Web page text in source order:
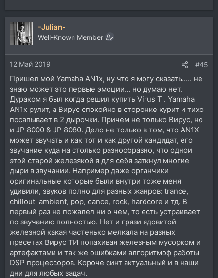
-Julian-
Well-Known Member
12 Май 2019 #45
Пришел мой Yamaha AN1x, ну что я могу сказать..... не
знаю может это первые эмоции... но думаю нет.
Дураком я был когда решил купить Virus TI. Yamaha
AN1x рулит, а Вирус спокойно в сторонке курит и тихо
посапывает в 2 дырочки. Причем не только Вирус, но
и JP 8000 & JP 8080. Дело не только в том, что AN1X
может звучать и как тот и как другой кандидат, его
звучание куда на столько разнообразно, что одной
этой старой железякой я для себя заткнул многие
дыри в звучании. Например даже органчики
оригинальные которые были внутри тоже меня
удивили, звуков полно для разных жанров: trance,
chillout, ambient, pop, dance, rock, hardcore и тд. В
первый раз не пожалел ни о чем, то есть устраивает
по звучанию полностью. Нет и грязи ядовитой
железной какая частенько мелкала на разных
пресетах Вирус ТИ попахивая железным мусорком и
артефактами и так же ошибками алгоритмоф работы
DSP процессоров. Короче синт актуальный и в наши
дни для любых задач.